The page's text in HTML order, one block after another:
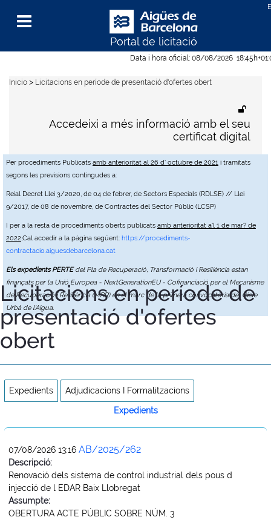
Data i hora oficial: 08/08/2026 18:45h
Per procediments Publicats amb anterioritat al 26 d' octubre de 2021 i tramitats
segons les previsions contingudes a:
Reial Decret Llei 3/2020, de 04 de febrer, de Sectors Especials (RDLSE) // Llei
9/2017, de 08 de novembre, de Contractes del Sector Públic (LCSP)
I per a la resta de procediments oberts publicats amb anterioritat a'l 1 de mar? de
2022,Cal accedir a la pàgina següent: https://procediments-
contractacio.aiguesdebarcelona.cat
Els expedients PERTEdel Pla de Recuperació, Transformació i Resiliència estan
finançats per la Unió Europea - NextGenerationEU - Cofinanciació per el Mecanisme
de Recuperació i Resiliència (MRR) en el marc de la primera convocatòria del Cicle
Urbà de l'Aigua.
Portal de licitació
Menu
Accedeixi a més informació amb el seu
certificat digital
Inicio > Licitacions en període de presentació d'ofertes obert
Licitacions en període de
presentació d'ofertes
obert
Expedients Adjudicacions I Formalitzacions
Expedients
07/08/2026 13:16 AB/2025/262
Descripció:
Renovació dels sistema de control industrial dels pous d
injecció de l EDAR Baix Llobregat
Assumpte:
OBERTURA ACTE PÚBLIC SOBRE NÚM. 3